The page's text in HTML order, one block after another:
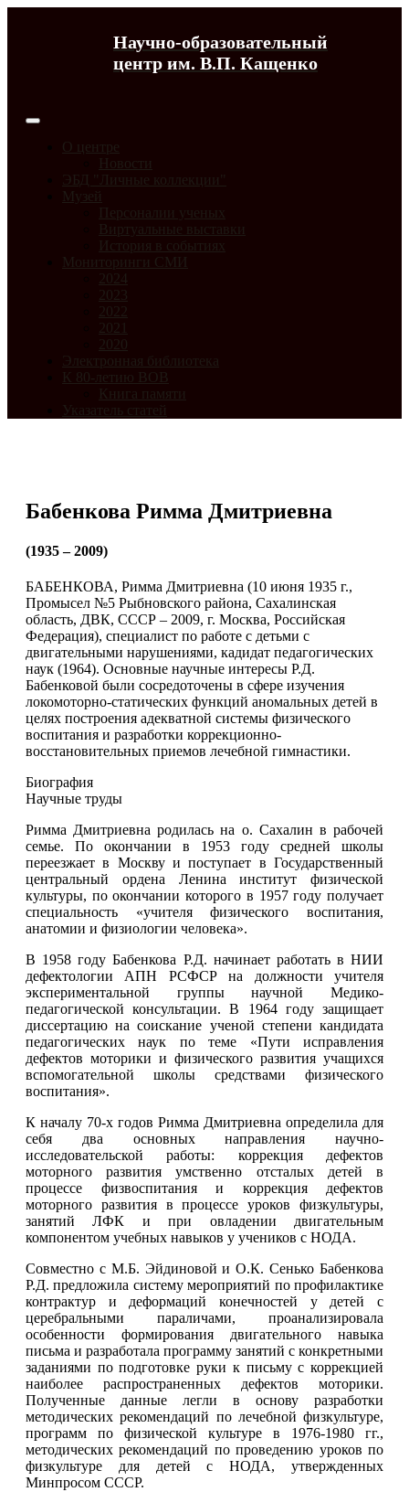
Научно-образовательный
центр им. В.П. Кащенко
О центре
Новости
ЭБД "Личные коллекции"
Музей
Персоналии ученых
Виртуальные выставки
История в событиях
Мониторинги СМИ
2024
2023
2022
2021
2020
Электронная библиотека
К 80-летию ВОВ
Книга памяти
Указатель статей
Бабенкова Римма Дмитриевна
(1935 – 2009)
БАБЕНКОВА, Римма Дмитриевна (10 июня 1935 г.,
Промысел №5 Рыбновского района, Сахалинская
область, ДВК, СССР – 2009, г. Москва, Российская
Федерация), специалист по работе с детьми с
двигательными нарушениями, кадидат педагогических
наук (1964). Основные научные интересы Р.Д.
Бабенковой были сосредоточены в сфере изучения
локомоторно-статических функций аномальных детей в
целях построения адекватной системы физического
воспитания и разработки коррекционно-
восстановительных приемов лечебной гимнастики.
Биография
Научные труды
Римма Дмитриевна родилась на о. Сахалин в рабочей
семье. По окончании в 1953 году средней школы
переезжает в Москву и поступает в Государственный
центральный ордена Ленина институт физической
культуры, по окончании которого в 1957 году получает
специальность «учителя физического воспитания,
анатомии и физиологии человека».
В 1958 году Бабенкова Р.Д. начинает работать в НИИ
дефектологии АПН РСФСР на должности учителя
экспериментальной группы научной Медико-
педагогической консультации. В 1964 году защищает
диссертацию на соискание ученой степени кандидата
педагогических наук по теме «Пути исправления
дефектов моторики и физического развития учащихся
вспомогательной школы средствами физического
воспитания».
К началу 70-х годов Римма Дмитриевна определила для
себя два основных направления научно-
исследовательской работы: коррекция дефектов
моторного развития умственно отсталых детей в
процессе физвоспитания и коррекция дефектов
моторного развития в процессе уроков физкультуры,
занятий ЛФК и при овладении двигательным
компонентом учебных навыков у учеников с НОДА.
Совместно с М.Б. Эйдиновой и О.К. Сенько Бабенкова
Р.Д. предложила систему мероприятий по профилактике
контрактур и деформаций конечностей у детей с
церебральными параличами, проанализировала
особенности формирования двигательного навыка
письма и разработала программу занятий с конкретными
заданиями по подготовке руки к письму с коррекцией
наиболее распространенных дефектов моторики.
Полученные данные легли в основу разработки
методических рекомендаций по лечебной физкультуре,
программ по физической культуре в 1976-1980 гг.,
методических рекомендаций по проведению уроков по
физкультуре для детей с НОДА, утвержденных
Минпросом СССР.